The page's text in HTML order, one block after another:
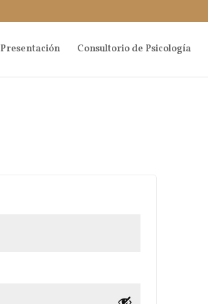
Presentación Consultorio de Psicología